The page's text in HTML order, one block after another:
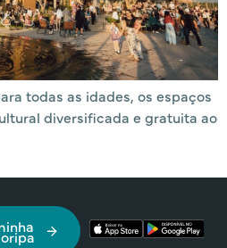
todas as idades, os espaços
diversificada e gratuita ao